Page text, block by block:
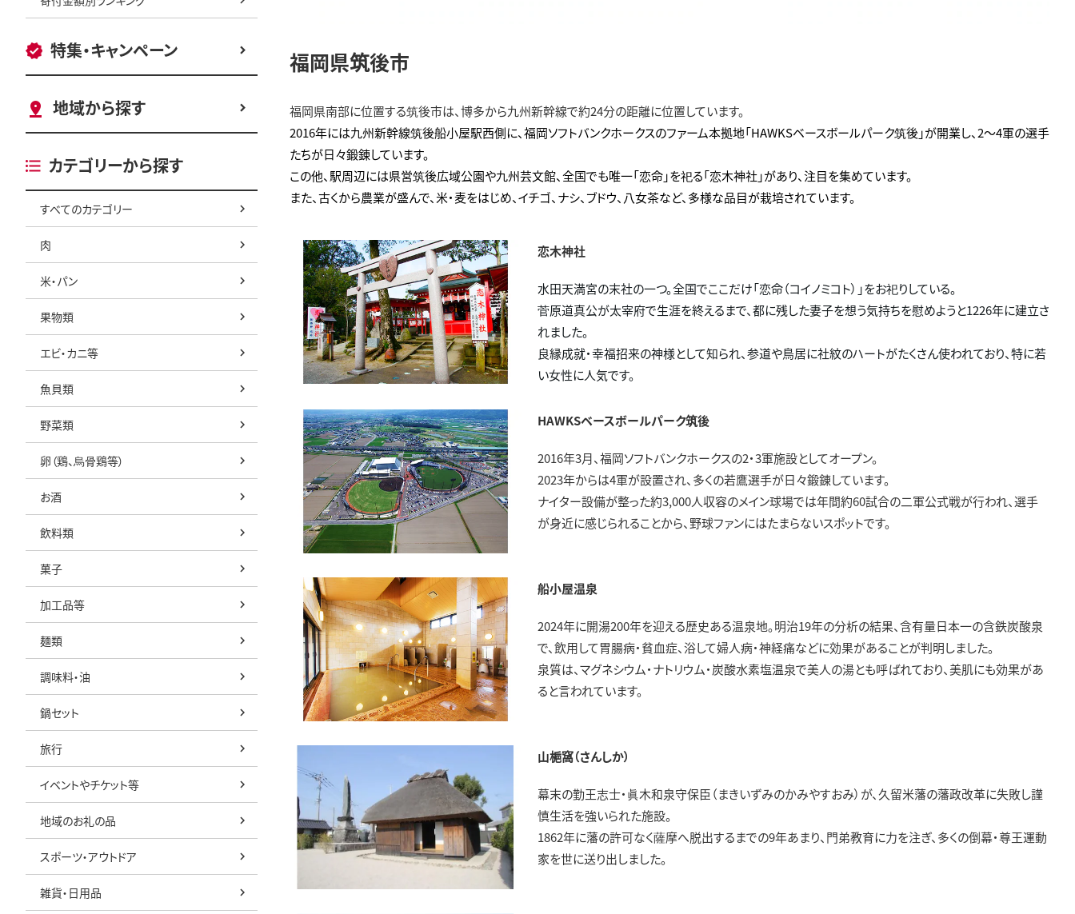
特集・キャンペーン
地域から探す
カテゴリーから探す
すべてのカテゴリー
肉
米・パン
果物類
エビ・カニ等
魚貝類
野菜類
卵（鶏、烏骨鶏等）
お酒
飲料類
菓子
加工品等
麺類
調味料・油
鍋セット
旅行
イベントやチケット等
地域のお礼の品
スポーツ・アウトドア
雑貨・日用品
福岡県筑後市
福岡県南部に位置する筑後市は、博多から九州新幹線で約24分の距離に位置しています。
2016年には九州新幹線筑後船小屋駅西側に、福岡ソフトバンクホークスのファーム本拠地「HAWKSベースボールパーク筑後」が開業し、2～4軍の選手
たちが日々鍛錬しています。
この他、駅周辺には県営筑後広域公園や九州芸文館、全国でも唯一「恋命」を祀る「恋木神社」があり、注目を集めています。
また、古くから農業が盛んで、米・麦をはじめ、イチゴ、ナシ、ブドウ、八女茶など、多様な品目が栽培されています。
恋木神社
水田天満宮の末社の一つ。全国でここだけ「恋命（コイノミコト）」をお祀りしている。
菅原道真公が太宰府で生涯を終えるまで、都に残した妻子を想う気持ちを慰めようと1226年に建立さ
れました。
良縁成就・幸福招来の神様として知られ、参道や鳥居に社紋のハートがたくさん使われており、特に若
い女性に人気です。
HAWKSベースボールパーク筑後
2016年3月、福岡ソフトバンクホークスの2・3軍施設としてオープン。
2023年からは4軍が設置され、多くの若鷹選手が日々鍛錬しています。
ナイター設備が整った約3,000人収容のメイン球場では年間約60試合の二軍公式戦が行われ、選手
が身近に感じられることから、野球ファンにはたまらないスポットです。
船小屋温泉
2024年に開湯200年を迎える歴史ある温泉地。明治19年の分析の結果、含有量日本一の含鉄炭酸泉
で、飲用して胃腸病・貧血症、浴して婦人病・神経痛などに効果があることが判明しました。
泉質は、マグネシウム・ナトリウム・炭酸水素塩温泉で美人の湯とも呼ばれており、美肌にも効果があ
ると言われています。
山梔窩（さんしか）
幕末の勤王志士・眞木和泉守保臣（まきいずみのかみやすおみ）が、久留米藩の藩政改革に失敗し謹
慎生活を強いられた施設。
1862年に藩の許可なく薩摩へ脱出するまでの9年あまり、門弟教育に力を注ぎ、多くの倒幕・尊王運動
家を世に送り出しました。